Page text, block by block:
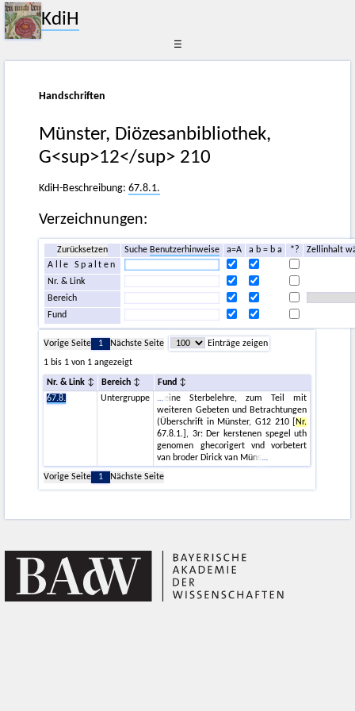
KdiH
☰
Handschriften
Münster, Diözesanbibliothek,
G<sup>12</sup> 210
KdiH-Beschreibung:67.8.1.
Verzeichnungen:
Zurücksetzen Suche Benutzerhinweise a=A a b = b a *?
Zellinhalt
Alle Spalten
Nr. & Link
Bereich
Fund
Vorige Seite 1 Nächste Seite
Einträge zeigen
1 bis 1 von 1 angezeigt
Nr. & Link Bereich
Fund
67.8.
Untergruppe
eine Sterbelehre, zum Teil mit
weiteren Gebeten und Betrachtungen
(Überschrift in Münster, G12 210 [ Nr.
67.8.1.], 3r: Der kerstenen spegel uth
genomen ghecorigert vnd vorbetert
van broder Dirick van Müns
Vorige Seite
1 Nächste Seite